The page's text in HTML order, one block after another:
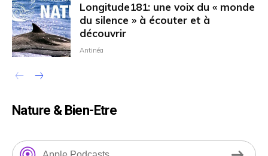
Longitude181: une voix du « monde
du silence » à écouter et à
découvrir
Antinéa
Nature & Bien-Etre